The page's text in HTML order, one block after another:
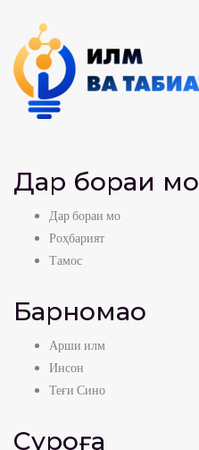
Дар бораи мо
Дар бораи мо
Роҳбарият
Тамос
Барномаҳо
Арши илм
Инсон
Теғи Сино
Суроға